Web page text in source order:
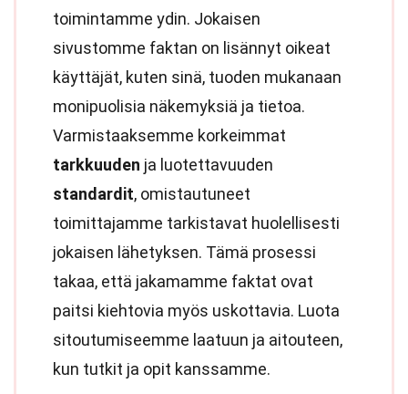
toimintamme ydin. Jokaisen
sivustomme faktan on lisännyt oikeat
käyttäjät, kuten sinä, tuoden mukanaan
monipuolisia näkemyksiä ja tietoa.
Varmistaaksemme korkeimmat
tarkkuuden ja luotettavuuden
standardit, omistautuneet
toimittajamme tarkistavat huolellisesti
jokaisen lähetyksen. Tämä prosessi
takaa, että jakamamme faktat ovat
paitsi kiehtovia myös uskottavia. Luota
sitoutumiseemme laatuun ja aitouteen,
kun tutkit ja opit kanssamme.